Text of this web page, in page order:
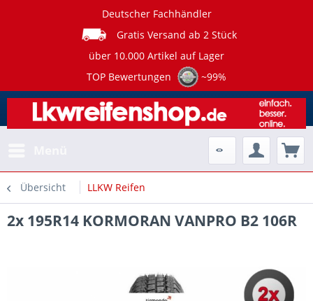
Deutscher Fachhändler
Gratis Versand ab 2 Stück
über 10.000 Artikel auf Lager
TOP Bewertungen
~99%
Übersicht LLKW Reifen
2x 195R14 KORMORAN VANPRO B2 106R